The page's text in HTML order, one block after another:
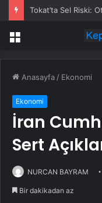
Tokat’ta Sel Riski:
Menü
Anasayfa / Ekonomi
Ekonomi
İran
Sert
NURCAN BAYRAM
Bir dakikadan az